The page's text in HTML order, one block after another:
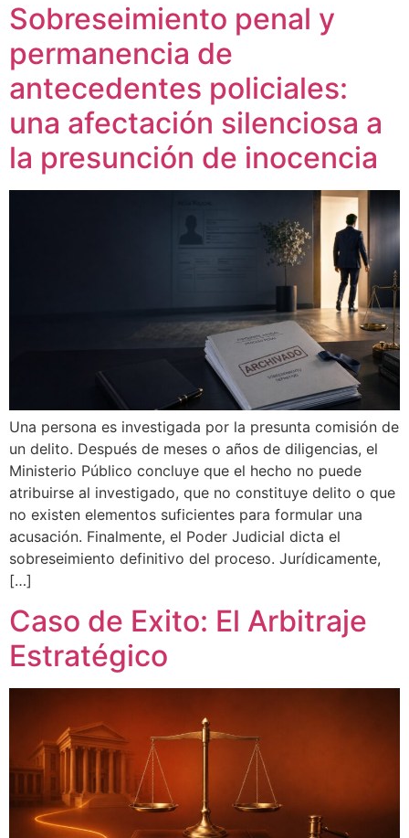
Sobreseimiento penal y
permanencia de
antecedentes policiales:
una afectación silenciosa a
la presunción de inocencia
Una persona es investigada por la presunta comisión de
un delito. Después de meses o años de diligencias, el
Ministerio Público concluye que el hecho no puede
atribuirse al investigado, que no constituye delito o que
no existen elementos suficientes para formular una
acusación. Finalmente, el Poder Judicial dicta el
sobreseimiento definitivo del proceso. Jurídicamente,
[…]
Caso de Exito: El Arbitraje
Estratégico